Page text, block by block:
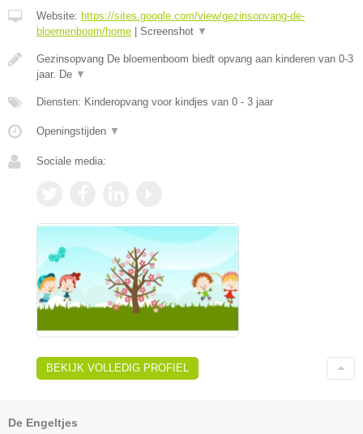
Website: https://sites.google.com/view/gezinsopvang-de-
bloemenboom/home
Screenshot ▼
Gezinsopvang De bloemenboom biedt opvang aan kinderen van 0-3
jaar. De ▼
Diensten: Kinderopvang voor kindjes van 0 - 3 jaar
Openingstijden ▼
Sociale media:
BEKIJK VOLLEDIG PROFIEL
De Engeltjes